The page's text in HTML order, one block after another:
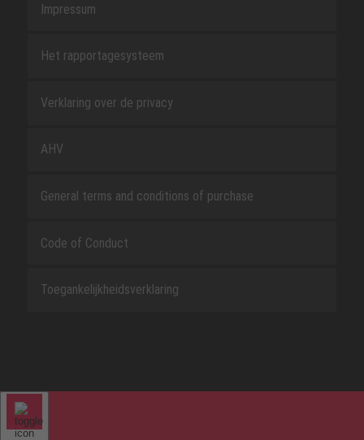
Impressum
Het rapportagesysteem
Verklaring over de privacy
AHV
General terms and conditions of purchase
Code of Conduct
Toegankelijkheidsverklaring